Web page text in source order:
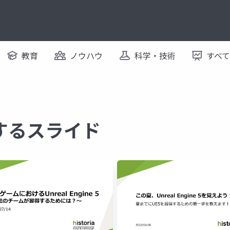
教育 ノウハウ 科学・技術 すべ
スライド